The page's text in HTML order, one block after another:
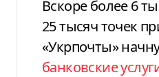
Вскоре более 6
25 тысяч точек
«Укрпочты»
банковские